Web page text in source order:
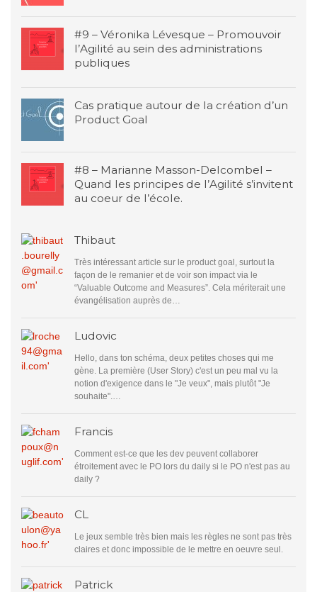
#9 – Véronika Lévesque – Promouvoir
l’Agilité au sein des administrations
publiques
Cas pratique autour de la création d’un
Product Goal
#8 – Marianne Masson-Delcombel –
Quand les principes de l’Agilité s’invitent
au coeur de l’école.
Thibaut
Très intéressant article sur le product goal, surtout la
façon de le remanier et de voir son impact via le
“Valuable Outcome and Measures”. Cela mériterait une
évangélisation auprès de…
Ludovic
Hello, dans ton schéma, deux petites choses qui me
gène. La première (User Story) c'est un peu mal vu la
notion d'exigence dans le "Je veux", mais plutôt "Je
souhaite".…
Francis
Comment est-ce que les dev peuvent collaborer
étroitement avec le PO lors du daily si le PO n'est pas au
daily ?
CL
Le jeux semble très bien mais les règles ne sont pas très
claires et donc impossible de le mettre en oeuvre seul.
Patrick